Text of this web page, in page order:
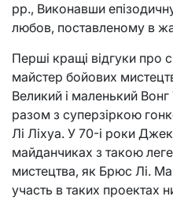
рр., Виконавши
любов, поставленому в
Перші кращі відгуки про
майстер бойових
Великий і маленький
разом з суперзіркою
Лі Ліхуа. У 70-і роки
майданчиках з такою
мистецтва, як Брюс Лі.
участь в таких проектах